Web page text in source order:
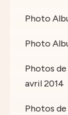
Photo
Photo
Photos
avril 2014
Photos